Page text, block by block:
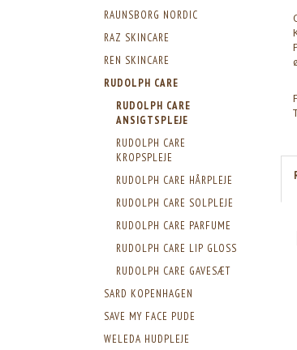
RAUNSBORG NORDIC
RAZ SKINCARE
REN SKINCARE
RUDOLPH CARE
RUDOLPH CARE
ANSIGTSPLEJE
RUDOLPH CARE
KROPSPLEJE
RUDOLPH CARE HÅRPLEJE
RUDOLPH CARE SOLPLEJE
RUDOLPH CARE PARFUME
RUDOLPH CARE LIP GLOSS
RUDOLPH CARE GAVESÆT
SARD KOPENHAGEN
SAVE MY FACE PUDE
WELEDA HUDPLEJE